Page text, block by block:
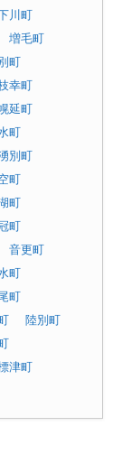
川町
増毛町
町
幸町
延町
町
別町
町
町
町
音更町
町
町
陸別町
津町